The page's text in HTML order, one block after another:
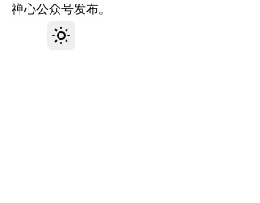
禅心公众号发布。
Toggle theme